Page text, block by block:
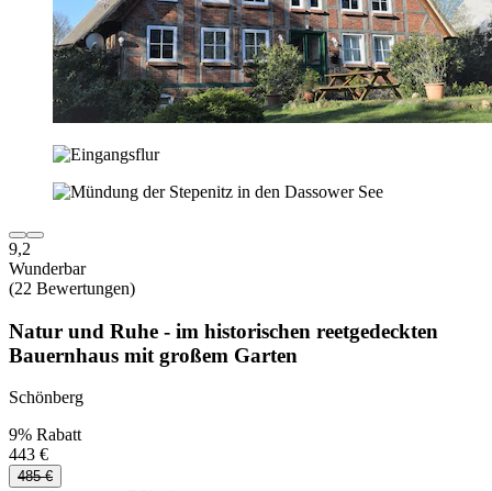
9,2
Wunderbar
(22 Bewertungen)
Natur und Ruhe - im historischen reetgedeckten
Bauernhaus mit großem Garten
Schönberg
9% Rabatt
443 €
485 €